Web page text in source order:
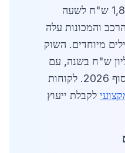
במחירים תחרותיים של 1,800 ש"ח לשעה
והמכונות עלה
מיוחדים. השוק
מוערך בכ-150 מיליון ש"ח בשנה, עם
צמיחה צפויה של 12% עד סוף 2026. לקוחות
לקבלת ייעוץ